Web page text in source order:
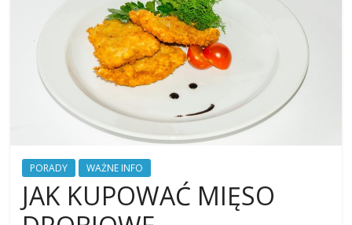
PORADY WAŻNE INFO
JAK KUPOWAĆ MIĘSO